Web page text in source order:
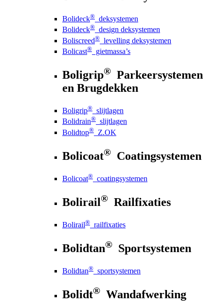
Bolideck® deksystemen
Bolideck® design deksystemen
Boliscreed® levelling deksystemen
Bolicast® gietmassa’s
Boligrip® Parkeersystemen
en Brugdekken
Boligrip® slijtlagen
Bolidrain® slijtlagen
Bolidtop® Z.OK
Bolicoat® Coatingsystemen
Bolicoat® coatingsystemen
Bolirail® Railfixaties
Bolirail® railfixaties
Bolidtan® Sportsystemen
Bolidtan® sportsystemen
Bolidt® Wandafwerking